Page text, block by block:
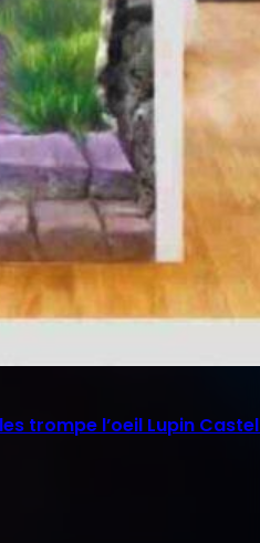
trompe l’oeil Lupin